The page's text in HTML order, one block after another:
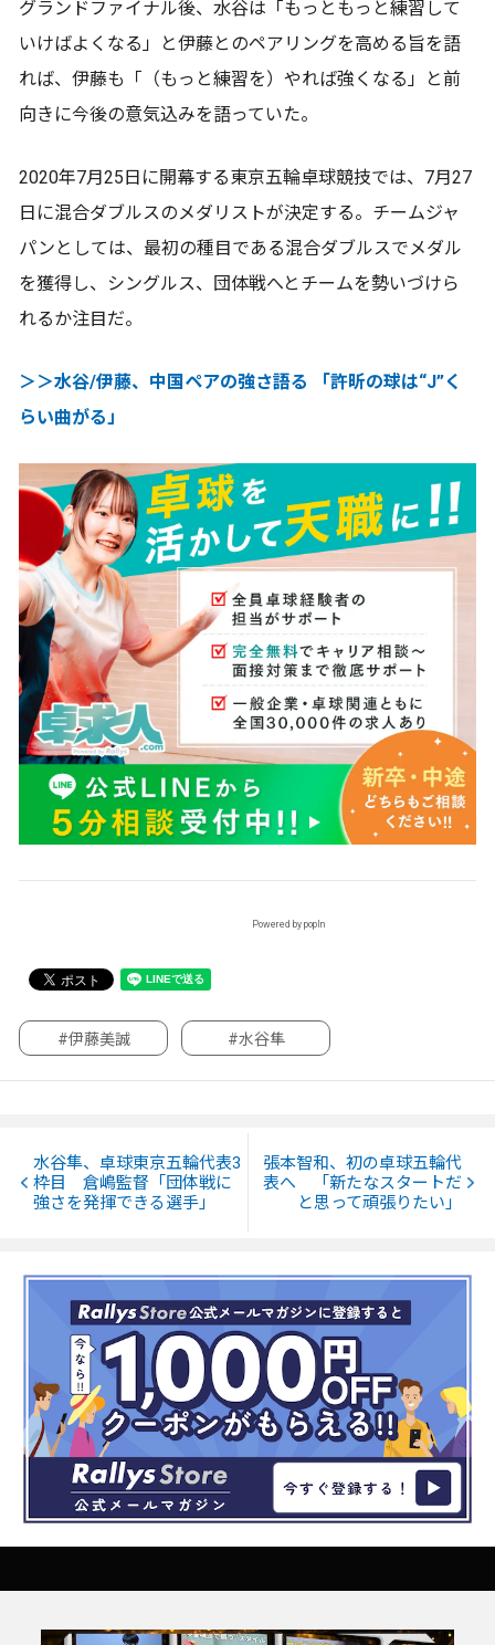
グランドファイナル後、水谷は「もっともっと練習して
いけばよくなる」と伊藤とのペアリングを高める旨を語
れば、伊藤も「（もっと練習を）やれば強くなる」と前
向きに今後の意気込みを語っていた。
2020年7月25日に開幕する東京五輪卓球競技では、7月27
日に混合ダブルスのメダリストが決定する。チームジャ
パンとしては、最初の種目である混合ダブルスでメダル
を獲得し、シングルス、団体戦へとチームを勢いづけら
れるか注目だ。
＞＞水谷/伊藤、中国ペアの強さ語る 「許昕の球は“J”く
らい曲がる」
Powered by popIn
#伊藤美誠 #水谷隼
水谷隼、卓球東京五輪代表3
枠目 倉嶋監督「団体戦に
強さを発揮できる選手」
張本智和、初の卓球五輪代
表へ 「新たなスタートだ
と思って頑張りたい」